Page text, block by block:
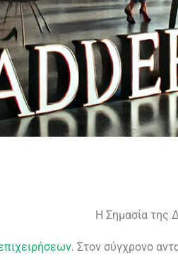
Η Σημασία της
. Στον σύγχρονο